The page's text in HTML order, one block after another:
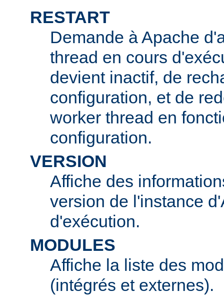
RESTART
Demande à Apache
thread en cours
devient inactif, de
configuration, et de
worker thread en
configuration.
VERSION
Affiche des
version de l'instance
d'exécution.
MODULES
Affiche la liste des
(intégrés et externes).